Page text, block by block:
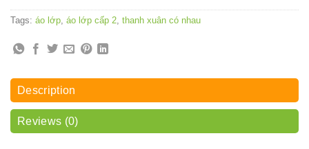
Tags: áo lớp, áo lớp cấp 2, thanh xuân có nhau
Description
Reviews (0)